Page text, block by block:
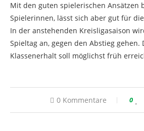
Mit den guten spielerischen Ansätzen
Spielerinnen, lässt sich aber gut für
In der anstehenden Kreisligasaison
Spieltag an, gegen den Abstieg gehen.
Klassenerhalt soll möglichst früh
0 Kommentare 0